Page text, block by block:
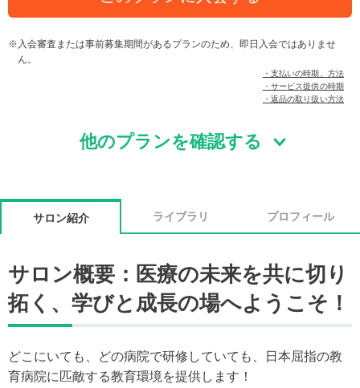
入会審査または事前募集期間があるプランのため、即日入会ではありませ
ん。
・支払いの時期、方法
・サービス提供の時期
・返品の取り扱い方法
他のプランを確認する
サロン紹介 ライブラリ プロフィール
サロン概要：医療の未来を共に切り
拓く、学びと成長の場へようこそ！
どこにいても、どの病院で研修していても、日本屈指の教
育病院に匹敵する教育環境を提供します！